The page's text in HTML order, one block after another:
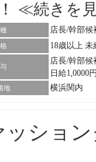
≪続きを
店長/幹部
18歳以上
店長/幹部
日給1,0000
地 横浜関内
ッショ